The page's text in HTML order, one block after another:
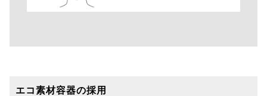
エコ素材容器の採用